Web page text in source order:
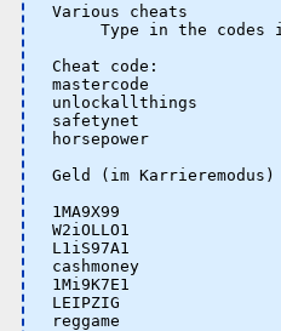
Various cheats
Type in the codes
Cheat code:
mastercode
unlockallthings
safetynet               5
horsepower
Geld (im Karrieremodus)
1MA9X99
W2iOLLO1
L1iS97A1
cashmoney
1Mi9K7E1
LEIPZIG
reggame